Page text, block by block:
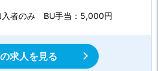
者のみ BU手当：5,000円
求人を見る